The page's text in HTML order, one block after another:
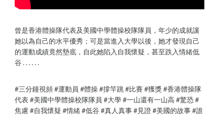
曾是香港體操隊代表及美國中學體操校隊隊員，年少的成就讓
她以為自己的水平優秀；可是當進入大學以後，她才發現自己
的運動成績竟然墊底，自此她陷入自我懷疑，甚至跌入情緒低
谷 . . . . . .
#三分鐘視頻 #運動員 #體操 #撐竿跳 #比賽 #獲獎 #香港體操隊
代表 #美國中學體操校隊隊員 #大學 #一山還有一山高 #驚恐 #
焦慮 #自我懷疑 #情緒 #低谷 #真人真事 #見證 #美國的故事 #誰